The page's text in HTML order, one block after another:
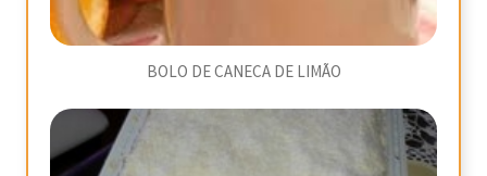
BOLO DE CANECA DE LIMÃO